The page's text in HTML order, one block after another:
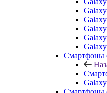
Смартфоны